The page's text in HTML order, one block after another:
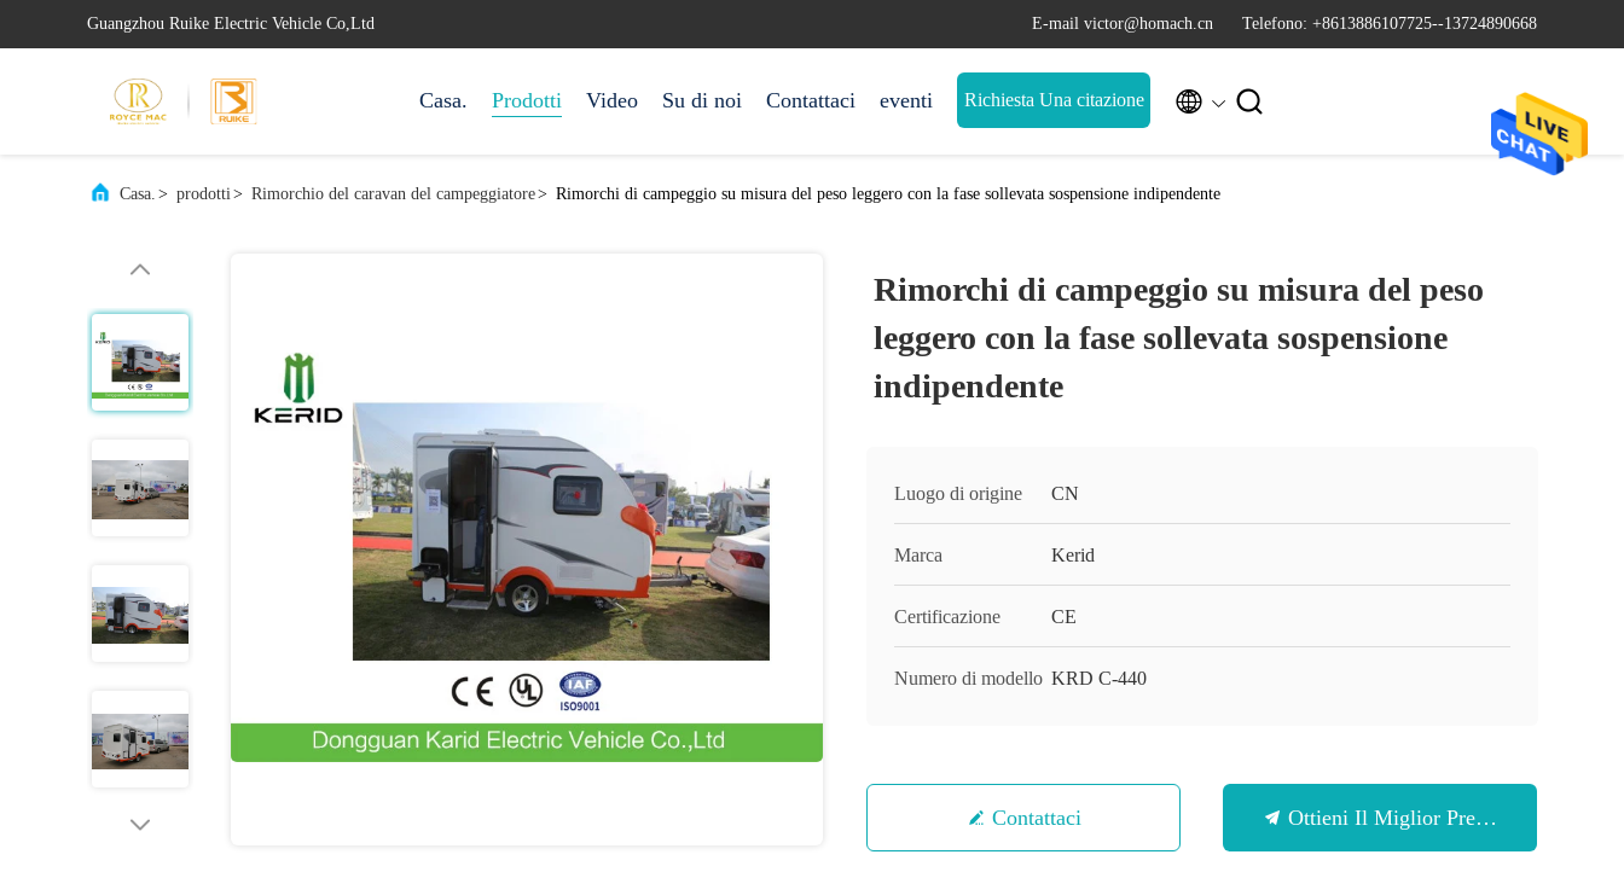
Guangzhou Ruike Electric Vehicle Co,Ltd E-mail victor@homach.cn Telefono: +8613886107725--13724890668
Casa. Prodotti Video Su di noi Contattaci eventi Richiesta Una citazione  
Casa. > prodotti> Rimorchio del caravan del campeggiatore> Rimorchi di campeggio su misura del peso leggero con la fase sollevata sospensione indipendente
Rimorchi di campeggio su misura del peso
leggero con la fase sollevata sospensione
indipendente
Luogo di origine CN
Marca Kerid
Certificazione CE
Numero di modello KRD C-440
Contattaci Ottieni Il Miglior Prezzo